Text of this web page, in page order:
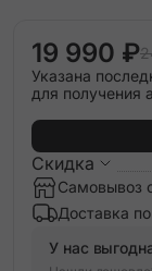
19 990 ₽
Указана
для получения
Скидка
Самовывоз
Доставка
У нас